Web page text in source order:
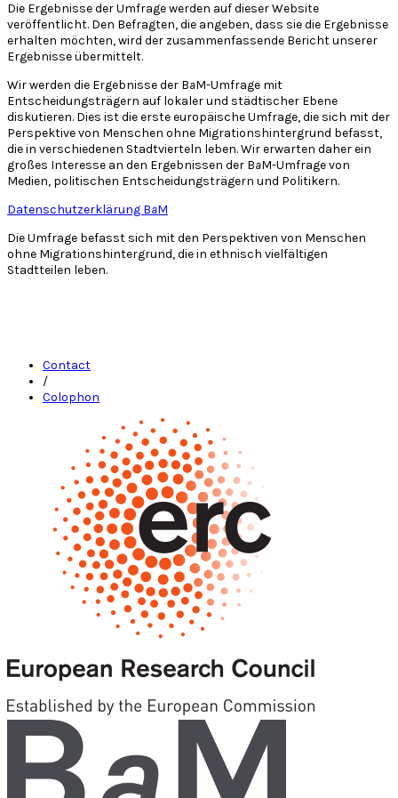
Die Ergebnisse der Umfrage werden auf dieser Website
veröffentlicht. Den Befragten, die angeben, dass sie die Ergebnisse
erhalten möchten, wird der zusammenfassende Bericht unserer
Ergebnisse übermittelt.
Wir werden die Ergebnisse der BaM-Umfrage mit
Entscheidungsträgern auf lokaler und städtischer Ebene
diskutieren. Dies ist die erste europäische Umfrage, die sich mit der
Perspektive von Menschen ohne Migrationshintergrund befasst,
die in verschiedenen Stadtvierteln leben. Wir erwarten daher ein
großes Interesse an den Ergebnissen der BaM-Umfrage von
Medien, politischen Entscheidungsträgern und Politikern.
Datenschutzerklärung BaM
Die Umfrage befasst sich mit den Perspektiven von Menschen
ohne Migrationshintergrund, die in ethnisch vielfältigen
Stadtteilen leben.
Contact
/
Colophon